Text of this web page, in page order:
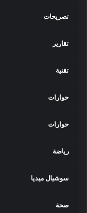
تصريحات
تقارير
تقنية
حوارات
حوارات
رياضة
سوشيال ميديا
صحة